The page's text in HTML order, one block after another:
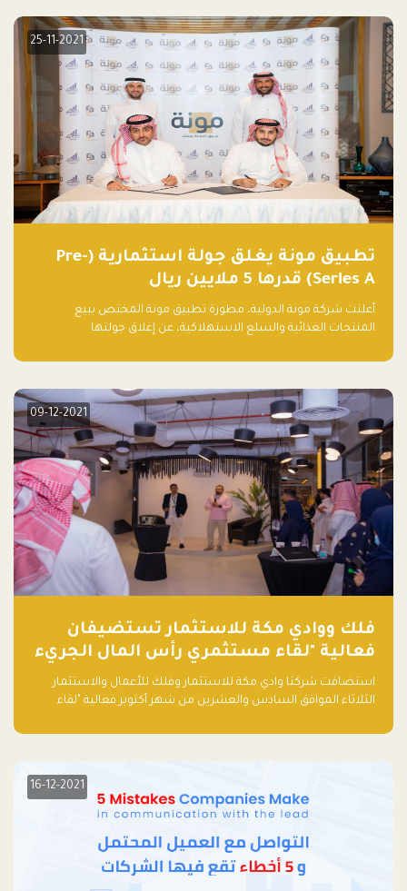
25-11-2021
تطبيق مونة يغلق جولة استثمارية (Pre-
Series A) قدرها 5 ملايين ريال
أعلنت شركة مونة الدولية، مطورة تطبيق مونة المختص ببيع
المنتجات الغذائية والسلع الاستهلاكية، عن إغلاق جولتها
دولار أمريكي)، بقيادة شركتي دعم المنشآت المحدودة وتسارع القابضة
09-12-2021
فلك ووادي مكة للاستثمار تستضيفان
فعالية "لقاء مستثمري رأس المال الجريء
في المنطقة"
استضافت شركتا وادي مكة للاستثمار وفلك للأعمال والاستثمار
الثلاثاء الموافق السادس والعشرين من شهر أكتوبر فعالية "لقاء
مشاركاً من أبرز صناديق رأس المال الجريء وممثلي المؤسسات
16-12-2021